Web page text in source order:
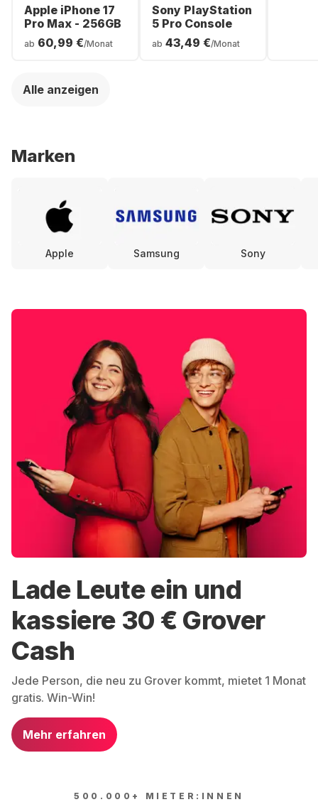
Apple iPhone 17
Pro Max - 256GB
ab 60,99 €/Monat
Sony PlayStation
5 Pro Console
ab 43,49 €/Monat
Alle anzeigen
Marken
Apple Samsung Sony
Lade Leute ein und
kassiere 30 € Grover
Cash
Jede Person, die neu zu Grover kommt, mietet 1 Monat
gratis. Win-Win!
Mehr erfahren
500.000+ MIETER:INNEN